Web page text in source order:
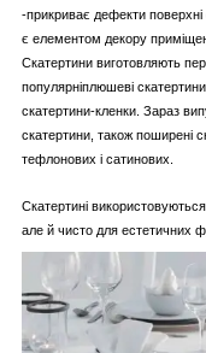
-прикриває дефекти поверхні
є елементом декору
Скатертини виготовляють
популярніплюшеві
скатертини-кленки. Зараз
скатертини, також поширені
тефлонових і сатинових.
Скатертині
але й чисто для естетичних